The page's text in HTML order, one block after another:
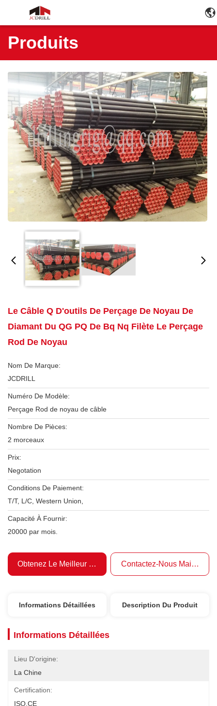
Produits
Le Câble Q D'outils De Perçage De Noyau De
Diamant Du QG PQ De Bq Nq Filète Le Perçage
Rod De Noyau
Nom De Marque:
JCDRILL
Numéro De Modèle:
Perçage Rod de noyau de câble
Nombre De Pièces:
2 morceaux
Prix:
Negotation
Conditions De Paiement:
T/T, L/C, Western Union,
Capacité À Fournir:
20000 par mois.
Obtenez Le Meilleur Prix Contactez-Nous Maintenant
Informations Détaillées Description Du Produit
Informations Détaillées
Lieu D'origine:
La Chine
Certification:
ISO,CE